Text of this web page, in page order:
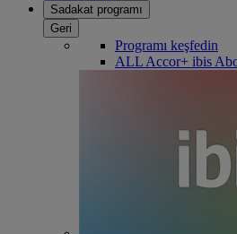
Sadakat programı
Geri
Programı keşfedin
ALL Accor+ ibis